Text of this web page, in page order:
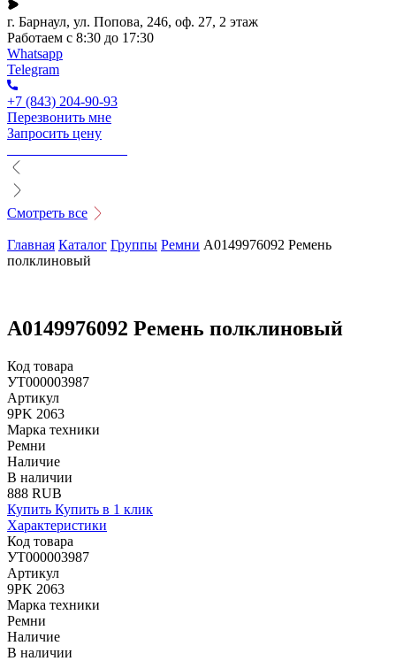
г. Барнаул, ул. Попова, 246, оф. 27, 2 этаж
Работаем с 8:30 до 17:30
Whatsapp
Telegram
+7 (843) 204-90-93
Перезвонить мне
Запросить цену
Смотреть все
Главная Каталог Группы Ремни A0149976092 Ремень
полклиновый
A0149976092 Ремень полклиновый
Код товара
УТ000003987
Артикул
9PK 2063
Марка техники
Ремни
Наличие
В наличии
888 RUB
Купить Купить в 1 клик
Характеристики
Код товара
УТ000003987
Артикул
9PK 2063
Марка техники
Ремни
Наличие
В наличии